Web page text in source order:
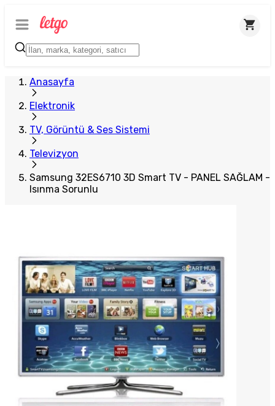
Anasayfa
Elektronik
TV, Görüntü & Ses Sistemi
Televizyon
Samsung 32ES6710 3D Smart TV - PANEL SAĞLAM -
Isınma Sorunlu